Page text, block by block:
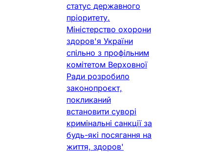
статус державного
пріоритету.
Міністерство охорони
здоров'я України
спільно з профільним
комітетом Верховної
Ради розробило
законопроєкт,
покликаний
встановити суворі
кримінальні санкції за
будь-які посягання на
життя, здоров'